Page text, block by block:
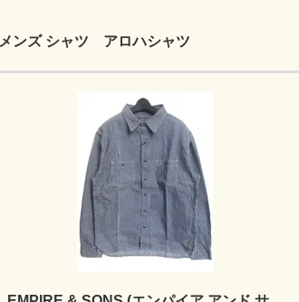
メンズ シャツ アロハシャツ